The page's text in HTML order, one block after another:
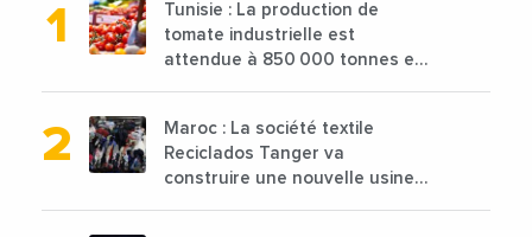
Tunisie : La production de
tomate industrielle est
attendue à 850 000 tonnes en
Maroc : La société textile
Reciclados Tanger va
construire une nouvelle usine